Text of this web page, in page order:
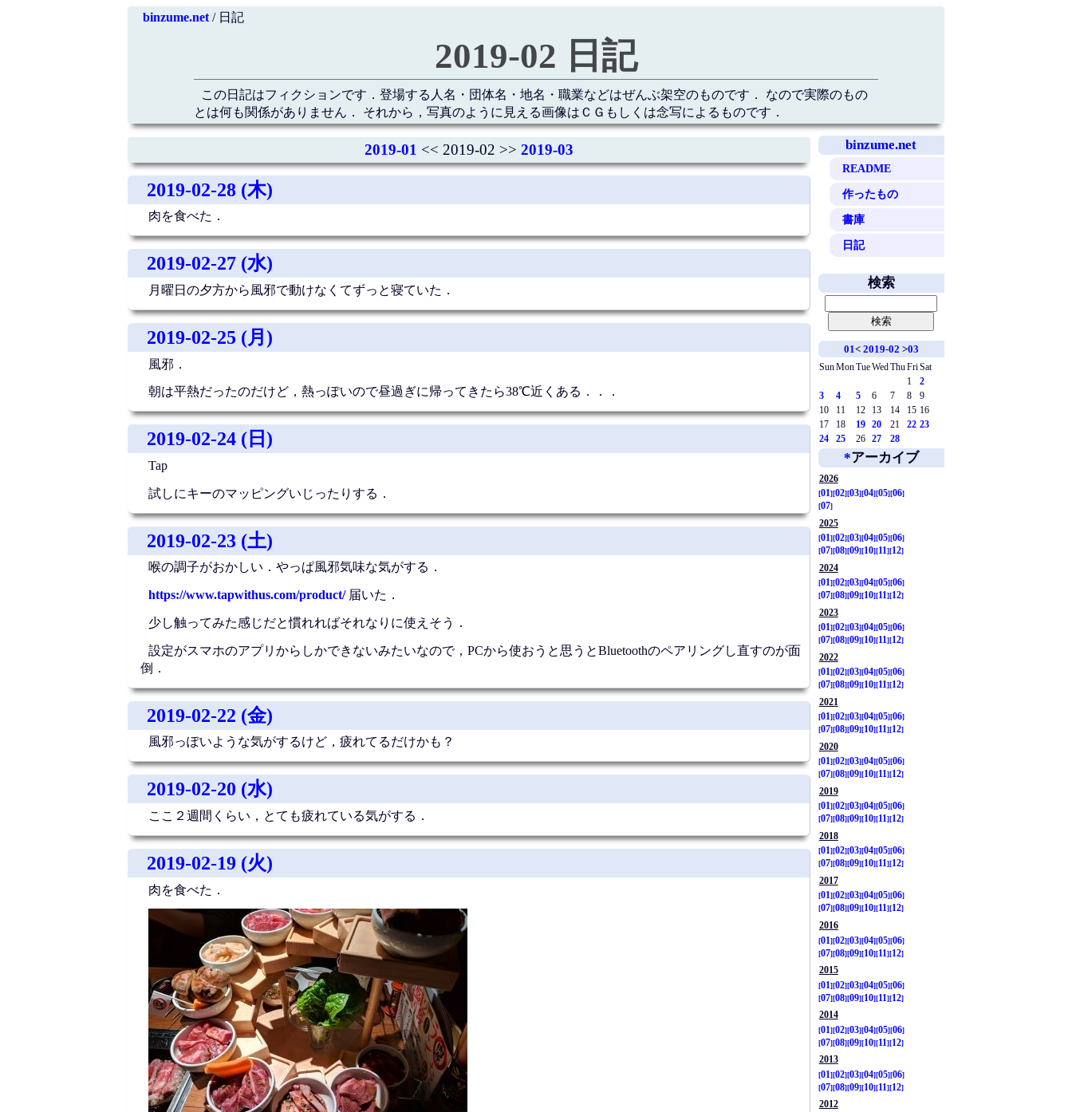
binzume.net/ 日記
2019-02 日記
この日記はフィクションです．登場する人名・団体名・地名・職業などはぜんぶ架空のものです． なので実際のもの
とは何も関係がありません． それから，写真のように見える画像はＣＧもしくは念写によるものです．
binzume.net
README
作ったもの
書庫
日記
2019-01 << 2019-02 >> 2019-03
2019-02-28 (木)
肉を食べた．
2019-02-27 (水)
月曜日の夕方から風邪で動けなくてずっと寝ていた．
2019-02-25 (月)
風邪．
朝は平熱だったのだけど，熱っぽいので昼過ぎに帰ってきたら38℃近くある．．．
2019-02-24 (日)
Tap
試しにキーのマッピングいじったりする．
2019-02-23 (土)
喉の調子がおかしい．やっぱ風邪気味な気がする．
https://www.tapwithus.com/product/届いた．
少し触ってみた感じだと慣れればそれなりに使えそう．
設定がスマホのアプリからしかできないみたいなので，PCから使おうと思うとBluetoothのペアリングし直すのが面
倒．
2019-02-22 (金)
風邪っぽいような気がするけど，疲れてるだけかも？
2019-02-20 (水)
ここ２週間くらい，とても疲れている気がする．
2019-02-19 (火)
肉を食べた．
検索
01< 2019-02 >03
SunMonTueWed ThuFriSat
1
2
3
4 5 6 7 8
9
10
11 12 13 14 15 16
17
18 19 20 21 22 23
24
25 26 27 28
*アーカイブ
2026
01
02 03 04 05 06
07
2025
01
02 03 04 05 06
07 08 09 10 11
12
2024
01
02 03 04 05 06
07 08 09 10 11
12
2023
01
02 03 04 05 06
07 08 09 10 11
12
2022
01
02 03 04 05 06
07 08 09 10 11
12
2021
01
02 03 04 05 06
07 08 09 10 11
12
2020
01
02 03 04 05 06
07 08 09 10 11
12
2019
01
02 03 04 05 06
07 08 09 10 11
12
2018
01 02 03 04 05 06
07 08 09 10 11 12
2017
01 02 03 04 05 06
07 08 09 10 11 12
2016
01
02 03 04 05 06
07 08 09 10 11
12
2015
01
02 03 04 05 06
07 08 09 10 11
12
2014
01
02 03 04 05 06
07 08 09 10 11
12
2013
01
02 03 04 05 06
07 08 09 10 11
12
2012